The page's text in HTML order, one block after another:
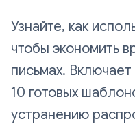
Узнайте, как
чтобы экономить
письмах.
10 готовых
устранению